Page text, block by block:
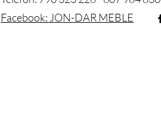
Facebook: JON-DAR MEBLE